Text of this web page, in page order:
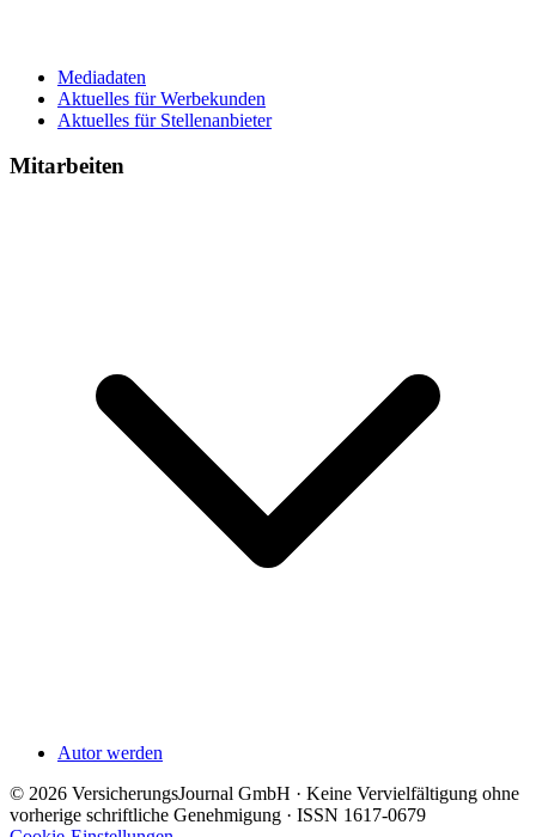
Mediadaten
Aktuelles für Werbekunden
Aktuelles für Stellenanbieter
Mitarbeiten
Autor werden
© 2026 VersicherungsJournal GmbH · Keine Vervielfältigung ohne
vorherige schriftliche Genehmigung · ISSN 1617-0679